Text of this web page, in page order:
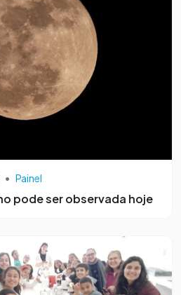
• Painel
pode ser observada hoje